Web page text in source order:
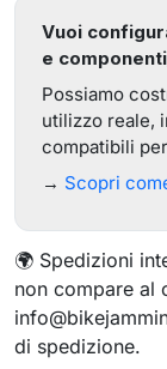
Vuoi
e
Possiamo
utilizzo reale,
compatibili
→ Scopri
🌍 Spedizioni
non compare al
di spedizione.